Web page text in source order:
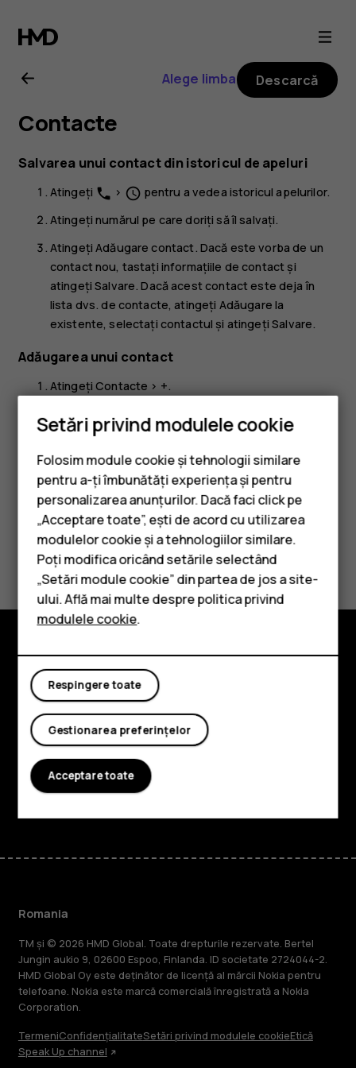
Ghid
de
utilizare
Nokia
G21
Smartphone-uri
Telefoane clasice
Accesorii
Tablete
Alege limba Descarcă
Contacte
Salvarea unui contact din istoricul de apeluri
Atingeți phone > schedule pentru a vedea istoricul apelurilor.
Atingeți numărul pe care doriți să îl salvați.
Atingeți Adăugare contact . Dacă este vorba de un
contact nou, tastați informațiile de contact și
atingețiSalvare. Dacă acest contact este deja în
lista dvs. de contacte, atingeți Adăugare la
existente, selectați contactul și atingețiSalvare.
Adăugarea unui contact
AtingețiContacte > +.
Completați informațiile.
AtingețiSALVARE
Considerați utile aceste informații?
Da Nu
Explorează
Despre
Planet and people
Asistență
FacebookInstagram
TiktokYoutube
Romania
TM și © 2026 HMD Global. Toate drepturile rezervate. Bertel
Jungin aukio 9, 02600 Espoo, Finlanda. ID societate 2724044-2.
HMD Global Oy este deținător de licență al mărcii Nokia pentru
telefoane. Nokia este marcă comercială înregistrată a Nokia
Corporation.
TermeniConfidențialitateSetări privind modulele cookieEtică
Speak Up channel
Setări privind modulele cookie
Folosim module cookie și tehnologii similare
pentru a-ți îmbunătăți experiența și pentru
personalizarea anunțurilor. Dacă faci click pe
„Acceptare toate”, ești de acord cu utilizarea
modulelor cookie și a tehnologiilor similare.
Poți modifica oricând setările selectând
„Setări module cookie” din partea de jos a site-
ului. Află mai multe despre politica privind
modulele cookie.
Respingere toate
Gestionarea preferințelor
Acceptare toate